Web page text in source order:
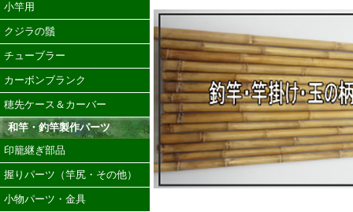
小竿用
クジラの鬚
チューブラー
カーボンブランク
穂先ケース＆カーバー
和竿・釣竿製作パーツ
印籠継ぎ部品
握りパーツ（竿尻・その他）
小物パーツ・金具